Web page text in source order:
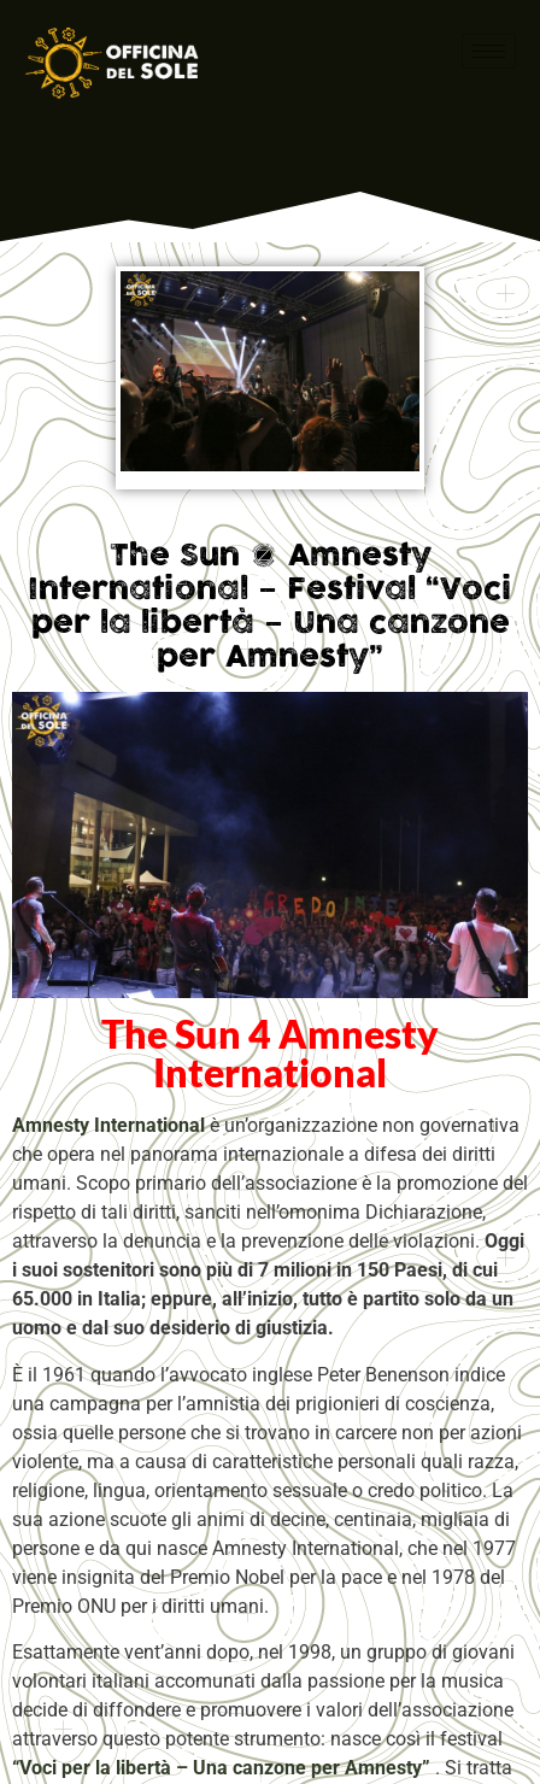
The Sun 4 Amnesty
International – Festival “Voci
per la libertà – Una canzone
per Amnesty”
The Sun 4 Amnesty
International
Amnesty Internationalè un’organizzazione non governativa
che opera nel panorama internazionale a difesa dei diritti
umani. Scopo primario dell’associazione è la promozione del
rispetto di tali diritti, sanciti nell’omonima Dichiarazione,
attraverso la denuncia e la prevenzione delle violazioni.Oggi
i suoi sostenitori sono più di 7 milioni in 150 Paesi, di cui
65.000 in Italia; eppure, all’inizio, tutto è partito solo da un
uomo e dal suo desiderio di giustizia.
È il 1961 quando l’avvocato inglese Peter Benenson indice
una campagna per l’amnistia dei prigionieri di coscienza,
ossia quelle persone che si trovano in carcere non per azioni
violente, ma a causa di caratteristiche personali quali razza,
religione, lingua, orientamento sessuale o credo politico. La
sua azione scuote gli animi di decine, centinaia, migliaia di
persone e da qui nasce Amnesty International, che nel 1977
viene insignita del Premio Nobel per la pace e nel 1978 del
Premio ONU per i diritti umani.
Esattamente vent’anni dopo, nel 1998, un gruppo di giovani
volontari italiani accomunati dalla passione per la musica
decide di diffondere e promuovere i valori dell’associazione
attraverso questo potente strumento: nasce così il festival
“Voci per la libertà – Una canzone per Amnesty”. Si tratta